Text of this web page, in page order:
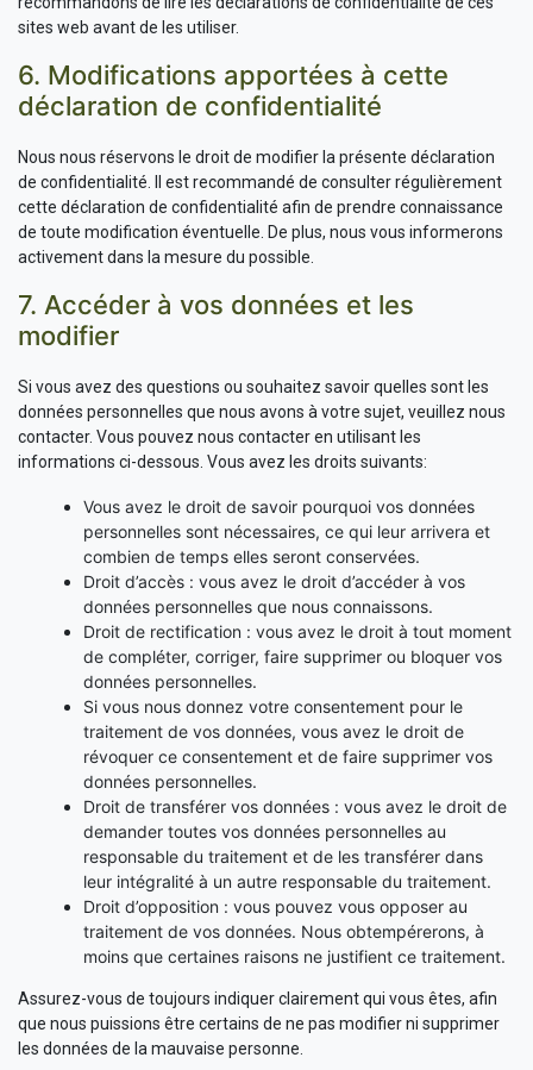
sites web avant de les utiliser.
6. Modifications apportées à cette
déclaration de confidentialité
Nous nous réservons le droit de modifier la présente déclaration
de confidentialité. Il est recommandé de consulter régulièrement
cette déclaration de confidentialité afin de prendre connaissance
de toute modification éventuelle. De plus, nous vous informerons
activement dans la mesure du possible.
7. Accéder à vos données et les
modifier
Si vous avez des questions ou souhaitez savoir quelles sont les
données personnelles que nous avons à votre sujet, veuillez nous
contacter. Vous pouvez nous contacter en utilisant les
informations ci-dessous. Vous avez les droits suivants:
Vous avez le droit de savoir pourquoi vos données
personnelles sont nécessaires, ce qui leur arrivera et
combien de temps elles seront conservées.
Droit d’accès : vous avez le droit d’accéder à vos
données personnelles que nous connaissons.
Droit de rectification : vous avez le droit à tout moment
de compléter, corriger, faire supprimer ou bloquer vos
données personnelles.
Si vous nous donnez votre consentement pour le
traitement de vos données, vous avez le droit de
révoquer ce consentement et de faire supprimer vos
données personnelles.
Droit de transférer vos données : vous avez le droit de
demander toutes vos données personnelles au
responsable du traitement et de les transférer dans
leur intégralité à un autre responsable du traitement.
Droit d’opposition : vous pouvez vous opposer au
traitement de vos données. Nous obtempérerons, à
moins que certaines raisons ne justifient ce traitement.
Assurez-vous de toujours indiquer clairement qui vous êtes, afin
que nous puissions être certains de ne pas modifier ni supprimer
les données de la mauvaise personne.